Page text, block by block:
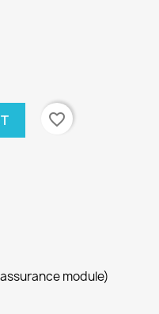
favorite_border
module)